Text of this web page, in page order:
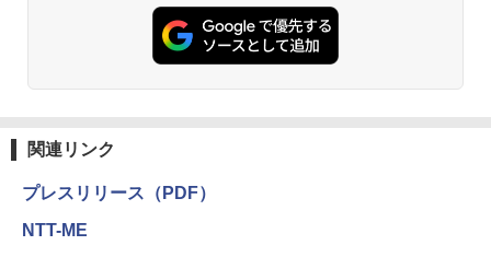
関連リンク
プレスリリース（PDF）
NTT-ME